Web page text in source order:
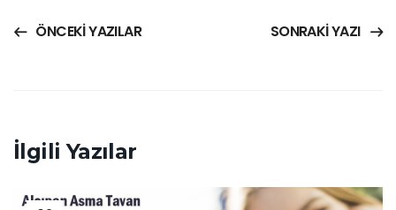
ÖNCEKI YAZILAR SONRAKI YAZI
İlgili Yazılar